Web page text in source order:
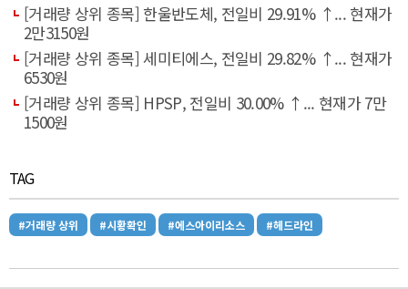
[거래량 상위 종목] 한울반도체, 전일비 29.91% ↑... 현재가
2만3150원
[거래량 상위 종목] 세미티에스, 전일비 29.82% ↑... 현재가
6530원
[거래량 상위 종목] HPSP, 전일비 30.00% ↑... 현재가 7만
1500원
TAG
#거래량 상위 #시황확인 #에스아이리소스 #헤드라인